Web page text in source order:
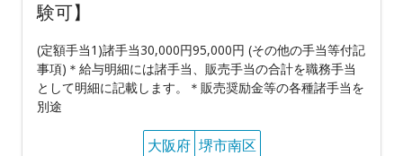
験可】
(定額手当1)諸手当30,000円95,000円 (その他の手当等付記
事項)＊給与明細には諸手当、販売手当の合計を職務手当
として明細に記載します。＊販売奨励金等の各種諸手当を
別途
大阪府 堺市南区